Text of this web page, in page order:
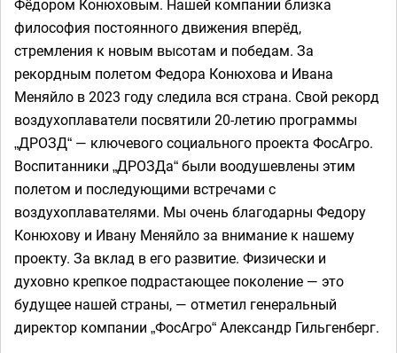
Фёдором Конюховым. Нашей компании близка
философия постоянного движения вперёд,
стремления к новым высотам и победам. За
рекордным полетом Федора Конюхова и Ивана
Меняйло в 2023 году следила вся страна. Свой рекорд
воздухоплаватели посвятили 20-летию программы
„ДРОЗД“ — ключевого социального проекта ФосАгро.
Воспитанники „ДРОЗДа“ были воодушевлены этим
полетом и последующими встречами с
воздухоплавателями. Мы очень благодарны Федору
Конюхову и Ивану Меняйло за внимание к нашему
проекту. За вклад в его развитие. Физически и
духовно крепкое подрастающее поколение — это
будущее нашей страны, — отметил генеральный
директор компании „ФосАгро“ Александр Гильгенберг.